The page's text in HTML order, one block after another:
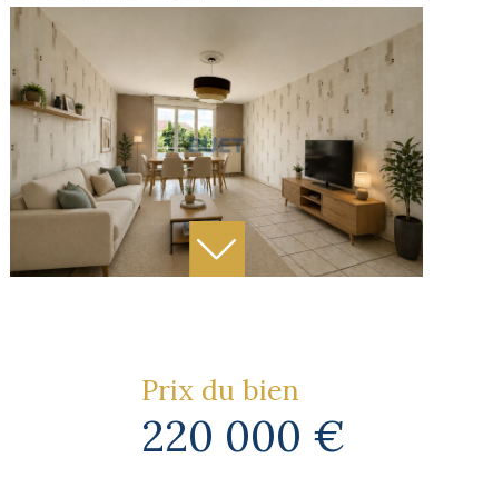
Prix du bien
220 000 €